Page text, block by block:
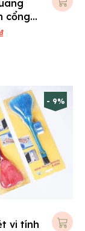
cổng
- 9%
vi tính